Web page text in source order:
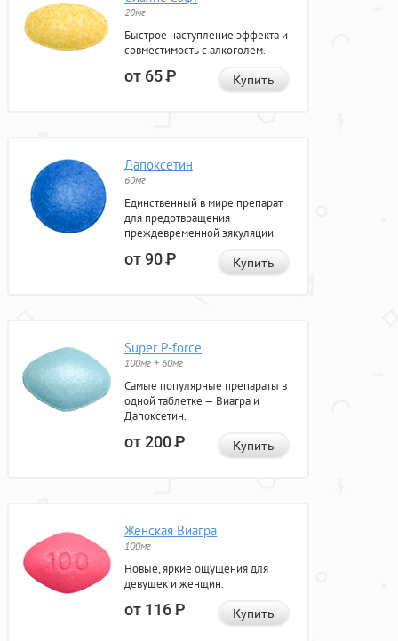
20мг
Быстрое наступление эффекта и
совместимость с алкоголем.
от 65Р Купить
Дапоксетин
60мг
Единственный в мире препарат
для предотвращения
преждевременной эякуляции.
от 90Р Купить
Super P-force
100мг + 60мг
Самые популярные препараты в
одной таблетке — Виагра и
Дапоксетин.
от 200Р Купить
Женская Виагра
100мг
Новые, яркие ощущения для
девушек и женщин.
от 116Р Купить